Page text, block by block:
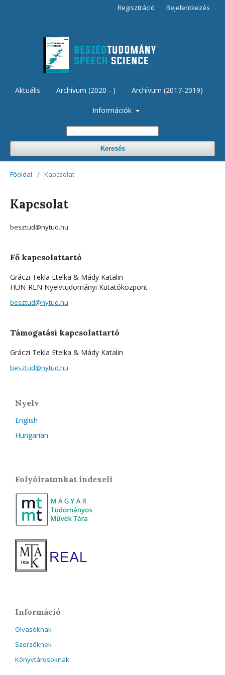
Aktuális Archívum (2020 - ) Archívum (2017-2019)
Információk
Keresés
Regisztráció Bejelentkezés
Főoldal / Kapcsolat
Kapcsolat
besztud@nytud.hu
Fő kapcsolattartó
Gráczi Tekla Etelka & Mády Katalin
HUN-REN Nyelvtudományi Kutatóközpont
besztud@nytud.hu
Támogatási kapcsolattartó
Gráczi Tekla Etelka & Mády Katalin
besztud@nytud.hu
Nyelv
English
Hungarian
Folyóiratunkat indexeli
Információ
Olvasóknak
Szerzőknek
Könyvtárosoknak